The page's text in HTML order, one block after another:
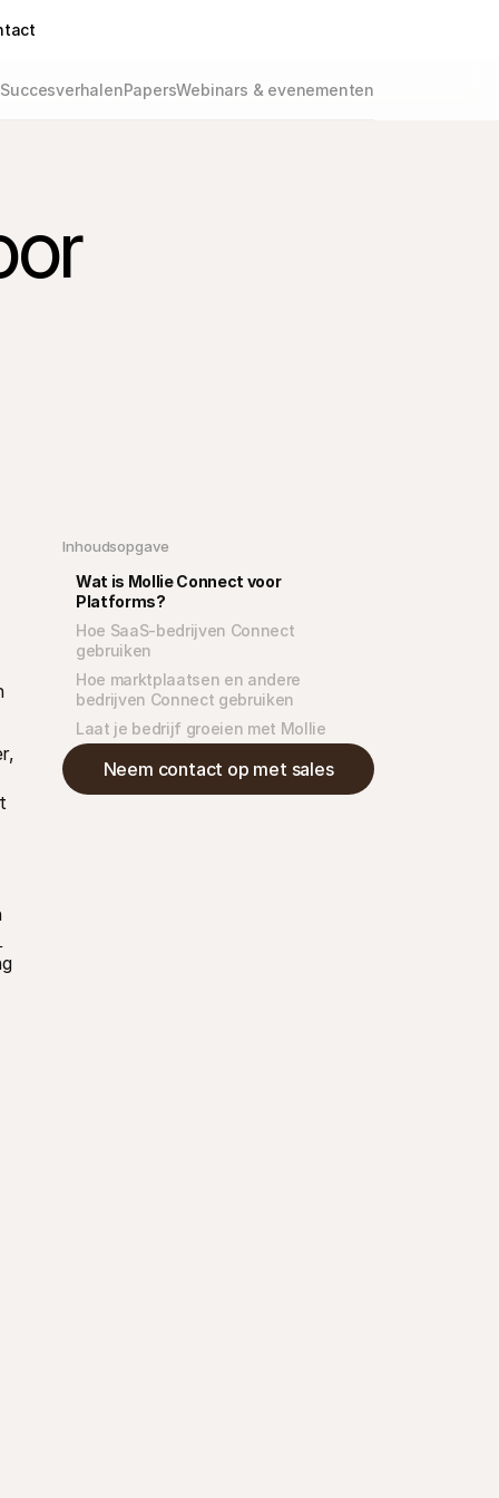
SuccesverhalenPapersWebinars & evenementen
Inhoudsopgave
Wat is Mollie Connect voor
Platforms?
Hoe SaaS-bedrijven Connect
gebruiken
Hoe marktplaatsen en andere
bedrijven Connect gebruiken
Laat je bedrijf groeien met Mollie
Neem contact op met sales